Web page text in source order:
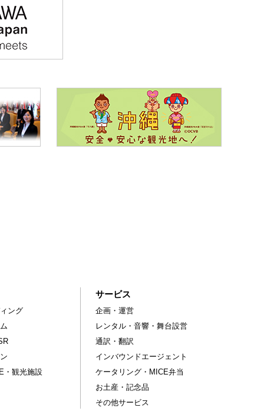
ング
・観光施設
サービス
企画・運営
レンタル・音響・舞台設営
通訳・翻訳
インバウンドエージェント
ケータリング・MICE弁当
お土産・記念品
その他サービス